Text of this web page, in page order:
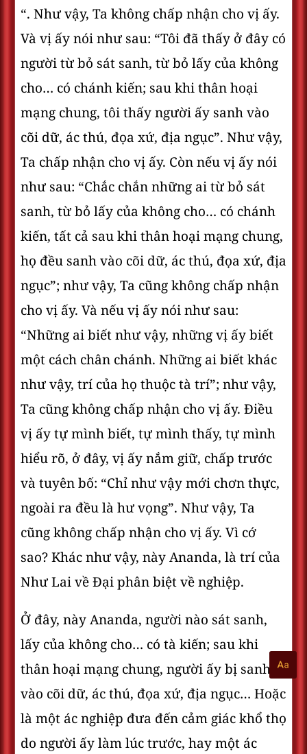
“. Như vậy, Ta không chấp nhận cho vị ấy.
Và vị ấy nói như sau: “Tôi đã thấy ở đây có
người từ bỏ sát sanh, từ bỏ lấy của không
cho… có chánh kiến; sau khi thân hoại
mạng chung, tôi thấy người ấy sanh vào
cõi dữ, ác thú, đọa xứ, địa ngục”. Như vậy,
Ta chấp nhận cho vị ấy. Còn nếu vị ấy nói
như sau: “Chắc chắn những ai từ bỏ sát
sanh, từ bỏ lấy của không cho… có chánh
kiến, tất cả sau khi thân hoại mạng chung,
họ đều sanh vào cõi dữ, ác thú, đọa xứ, địa
ngục”; như vậy, Ta cũng không chấp nhận
cho vị ấy. Và nếu vị ấy nói như sau:
“Những ai biết như vậy, những vị ấy biết
một cách chân chánh. Những ai biết khác
như vậy, trí của họ thuộc tà trí”; như vậy,
Ta cũng không chấp nhận cho vị ấy. Ðiều
vị ấy tự mình biết, tự mình thấy, tự mình
hiểu rõ, ở đây, vị ấy nắm giữ, chấp trước
và tuyên bố: “Chỉ như vậy mới chơn thực,
ngoài ra đều là hư vọng”. Như vậy, Ta
cũng không chấp nhận cho vị ấy. Vì cớ
sao? Khác như vậy, này Ananda, là trí của
Như Lai về Ðại phân biệt về nghiệp.
Ở đây, này Ananda, người nào sát sanh,
lấy của không cho… có tà kiến; sau khi
thân hoại mạng chung, người ấy bị sanh
vào cõi dữ, ác thú, đọa xứ, địa ngục… Hoặc
là một ác nghiệp đưa đến cảm giác khổ thọ
do người ấy làm lúc trước, hay một ác